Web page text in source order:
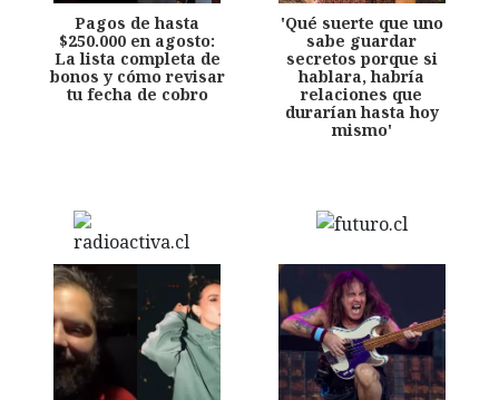
Pagos de hasta
$250.000 en agosto:
La lista completa de
bonos y cómo revisar
tu fecha de cobro
'Qué suerte que uno
sabe guardar
secretos porque si
hablara, habría
relaciones que
durarían hasta hoy
mismo'